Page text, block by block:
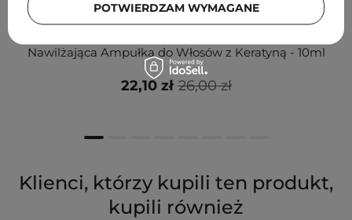
PROMOCJA
Nawilżająca Ampułka do Włosów z Keratyną - 10ml
26,00 zł
22,10 zł
Klienci, którzy kupili ten produkt,
kupili również
POTWIERDZAM WYMAGANE